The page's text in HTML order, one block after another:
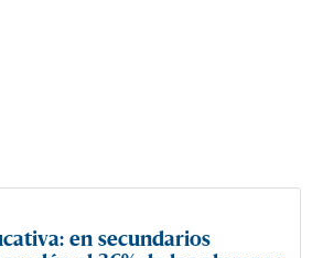
en secundarios